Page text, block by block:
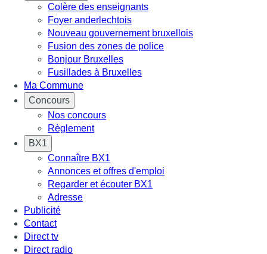
Colère des enseignants
Foyer anderlechtois
Nouveau gouvernement bruxellois
Fusion des zones de police
Bonjour Bruxelles
Fusillades à Bruxelles
Ma Commune
Concours
Nos concours
Règlement
BX1
Connaître BX1
Annonces et offres d'emploi
Regarder et écouter BX1
Adresse
Publicité
Contact
Direct tv
Direct radio